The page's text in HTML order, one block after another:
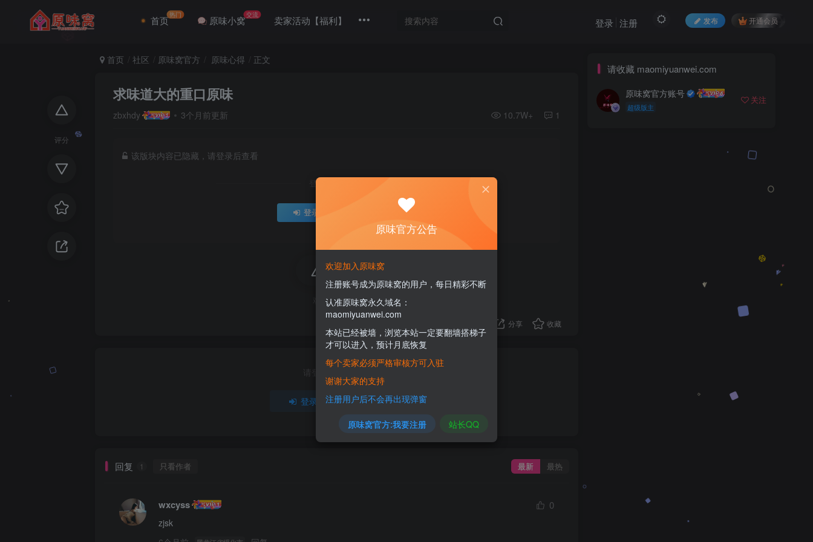
首页热门 原味小窝交流 卖家活动【福利】 发布 开通会员
登录 注册
评分
首页 社区 原味窝官方 原味心得 正文
求味道大的重口原味
zbxhdy 3个月前更新 10.7W+ 1
该版块内容已隐藏，请登录后查看
登录后继续查看
登录
评分
欢迎为Ta评分
分享 收藏
请登录后发表评论
登录 注册
回复 1 只看作者 最新 最热
wxcyss 0
zjsk
请收藏 maomiyuanwei.com
原味窝官方账号
超级版主
关注
原味官方公告
欢迎加入原味窝
注册账号成为原味窝的用户，每日精彩不断
认准原味窝永久域名：
maomiyuanwei.com
本站已经被墙，浏览本站一定要翻墙搭梯子
才可以进入，预计月底恢复
每个卖家必须严格审核方可入驻
谢谢大家的支持
注册用户后不会再出现弹窗
原味窝官方:我要注册 站长QQ